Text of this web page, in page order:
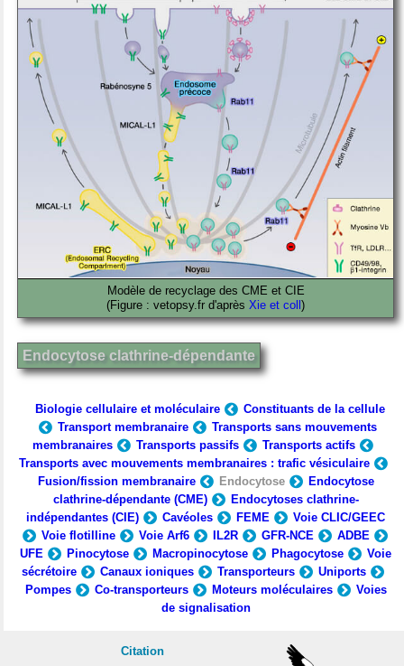
Modèle de recyclage des CME et CIE
(Figure : vetopsy.fr d'après Xie et coll )
Endocytose clathrine-dépendante
Biologie cellulaire et moléculaire
Constituants de la cellule
Transport membranaire
Transports sans mouvements
membranaires
Transports passifs
Transports actifs
Transports avec mouvements membranaires : trafic vésiculaire
Fusion/fission membranaire
Endocytose
Endocytose
clathrine-dépendante (CME)
Endocytoses clathrine-
indépendantes (CIE)
Cavéoles FEME
Voie CLIC/GEEC
Voie flotilline
Voie Arf6 IL2R GFR-NCE
ADBE
UFE
Pinocytose Macropinocytose Phagocytose
Voie
sécrétoire
Canaux ioniques Transporteurs
Uniports
Pompes
Co-transporteurs Moteurs moléculaires
Voies
de signalisation
Citation